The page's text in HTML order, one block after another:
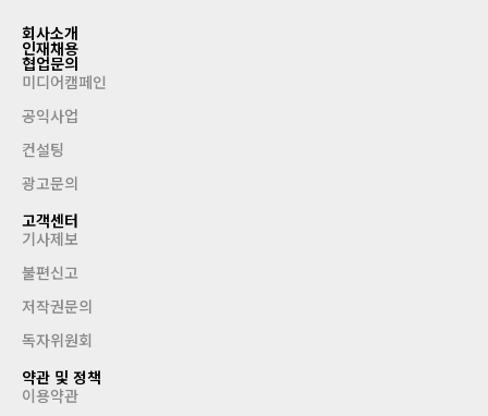
회사소개
인재채용
협업문의
미디어캠페인
공익사업
컨설팅
광고문의
고객센터
기사제보
불편신고
저작권문의
독자위원회
약관 및 정책
이용약관